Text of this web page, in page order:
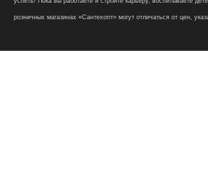
розничных магазинах «Сантехопт» могут отличаться от цен,